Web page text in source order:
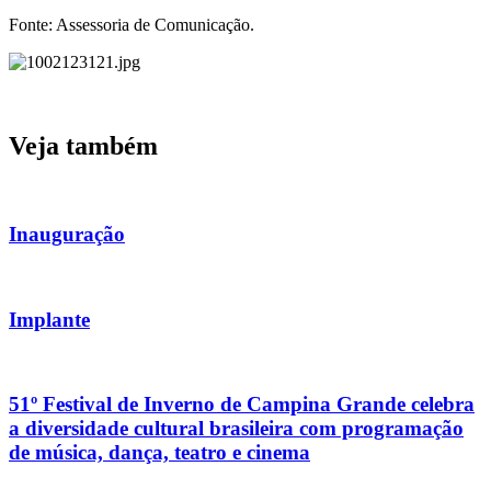
Fonte: Assessoria de Comunicação.
Veja também
Inauguração
Implante
51º Festival de Inverno de Campina Grande celebra
a diversidade cultural brasileira com programação
de música, dança, teatro e cinema